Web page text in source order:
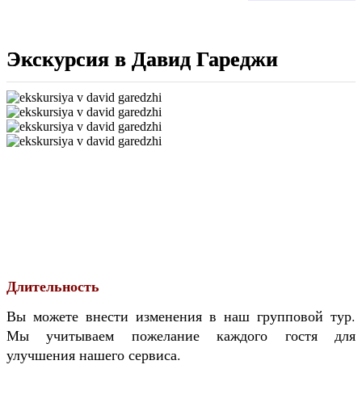
Экскурсия в Давид Гареджи
Длительность
Вы можете внести изменения в наш групповой тур.
Мы учитываем пожелание каждого гостя для
улучшения нашего сервиса.